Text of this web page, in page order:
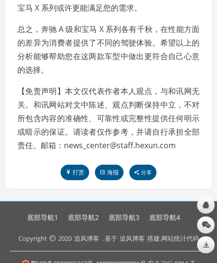
宝马 X 系列或许更能满足您的需求。
总之，奔驰 A 级和宝马 X 系列各有千秋，在性能方面
的差异为消费者提供了不同的驾驶体验。希望以上的
分析能够帮助您在这两款车型中做出更符合自己心意
的选择。
【免责声明】本文仅代表作者本人观点，与和讯网无
关。和讯网站对文中陈述、观点判断保持中立，不对
所包含内容的准确性、可靠性或完整性提供任何明示
或暗示的保证。请读者仅作参考，并请自行承担全部
责任。邮箱：news_center@staff.hexun.com
打赏 海报 分享
底部导航1 底部导航2 底部导航3 底部导航4
Copyright 2020 追风博客 . 基于 追风博客 搭建.网站统计代码